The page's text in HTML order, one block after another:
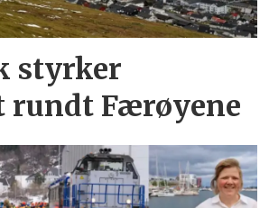
styrker
rundt Færøyene